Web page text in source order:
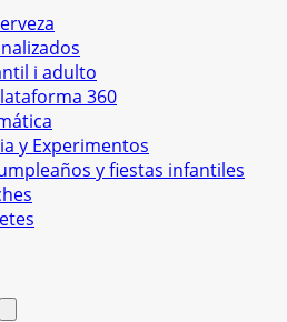
i adulto
360
y Experimentos
y fiestas infantiles